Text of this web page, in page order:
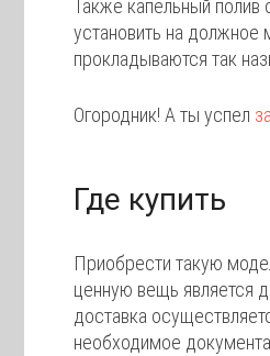
Также капельный полив
установить на должное
прокладываются так
Огородник! А ты успел
Где купить
Приобрести такую
ценную вещь является
доставка
необходимое